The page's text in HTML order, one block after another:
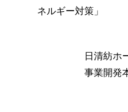
ネルギー対策」
日清紡ホ
事業開発